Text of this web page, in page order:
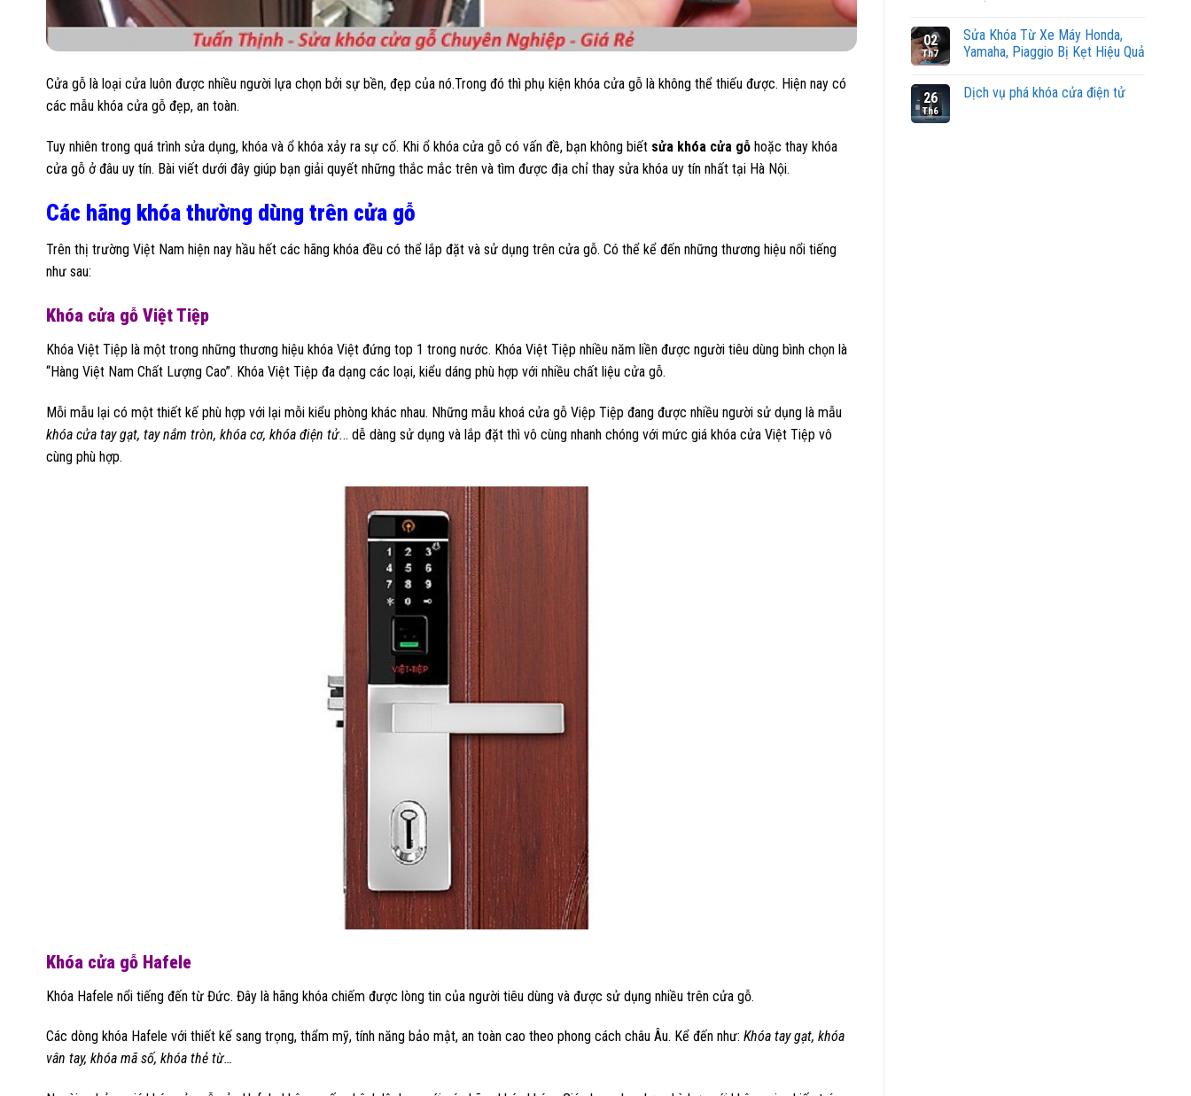
Cửa gỗ là loại cửa luôn được nhiều người lựa chọn bởi sự bền, đẹp của nó.Trong đó thì phụ kiện khóa cửa gỗ là không thể thiếu được. Hiện nay có
các mẫu khóa cửa gỗ đẹp, an toàn.
Tuy nhiên trong quá trình sửa dụng, khóa và ổ khóa xảy ra sự cố. Khi ổ khóa cửa gỗ có vấn đề, bạn không biết sửa khóa cửa gỗ hoặc thay khóa
cửa gỗ ở đâu uy tín. Bài viết dưới đây giúp bạn giải quyết những thắc mắc trên và tìm được địa chỉ thay sửa khóa uy tín nhất tại Hà Nội.
Các hãng khóa thường dùng trên cửa gỗ
Trên thị trường Việt Nam hiện nay hầu hết các hãng khóa đều có thể lắp đặt và sử dụng trên cửa gỗ. Có thể kể đến những thương hiệu nổi tiếng
như sau:
Khóa cửa gỗ Việt Tiệp
Khóa Việt Tiệp là một trong những thương hiệu khóa Việt đứng top 1 trong nước. Khóa Việt Tiệp nhiều năm liền được người tiêu dùng bình chọn là
“Hàng Việt Nam Chất Lượng Cao”. Khóa Việt Tiệp đa dạng các loại, kiểu dáng phù hợp với nhiều chất liệu cửa gỗ.
Mỗi mẫu lại có một thiết kế phù hợp với lại mỗi kiểu phòng khác nhau. Những mẫu khoá cửa gỗ Việp Tiệp đang được nhiều người sử dụng là mẫu
khóa cửa tay gạt, tay nắm tròn, khóa cơ, khóa điện tử... dễ dàng sử dụng và lắp đặt thì vô cùng nhanh chóng với mức giá khóa cửa Việt Tiệp vô
cùng phù hợp.
Khóa cửa gỗ Hafele
Khóa Hafele nổi tiếng đến từ Đức. Đây là hãng khóa chiếm được lòng tin của người tiêu dùng và được sử dụng nhiều trên cửa gỗ.
Các dòng khóa Hafele với thiết kế sang trọng, thẩm mỹ, tính năng bảo mật, an toàn cao theo phong cách châu Âu. Kể đến như: Khóa tay gạt, khóa
vân tay, khóa mã số, khóa thẻ từ…
02
Th7
Sửa Khóa Từ Xe Máy Honda,
Yamaha, Piaggio Bị Kẹt Hiệu Quả
26
Th6
Dịch vụ phá khóa cửa điện tử